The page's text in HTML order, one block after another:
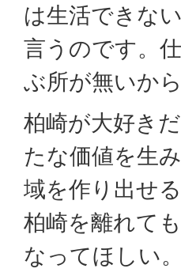
は生活できな
言うのです。
ぶ所が無いから
柏崎が大好き
たな価値を生
域を作り出せ
柏崎を離れて
なってほしい